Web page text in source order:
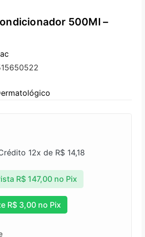
500Ml –
12x de R$ 14,18
R$147,00 no Pix
R$3,00no Pix